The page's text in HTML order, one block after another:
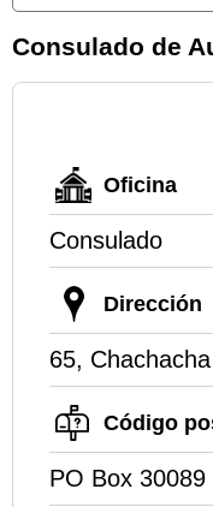
Consulado de
Oficina
Consulado
Dirección
65,
Código
PO Box 30089